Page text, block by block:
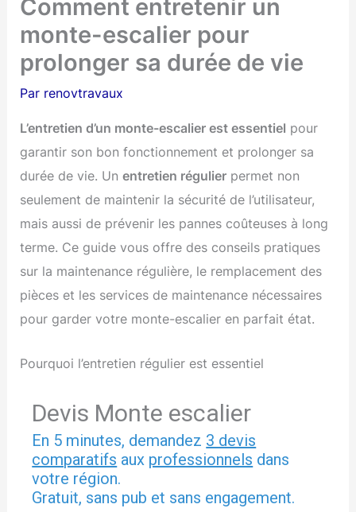
Comment entretenir un
monte-escalier pour
prolonger sa durée de vie
Par renovtravaux
L’entretien d’un monte-escalier est essentiel pour
garantir son bon fonctionnement et prolonger sa
durée de vie. Unentretien régulier permet non
seulement de maintenir la sécurité de l’utilisateur,
mais aussi de prévenir les pannes coûteuses à long
terme. Ce guide vous offre des conseils pratiques
sur la maintenance régulière, le remplacement des
pièces et les services de maintenance nécessaires
pour garder votre monte-escalier en parfait état.
Pourquoi l’entretien régulier est essentiel
Devis Monte escalier
En 5 minutes, demandez 3 devis
comparatifs aux professionnels dans
votre région.
Gratuit, sans pub et sans engagement.